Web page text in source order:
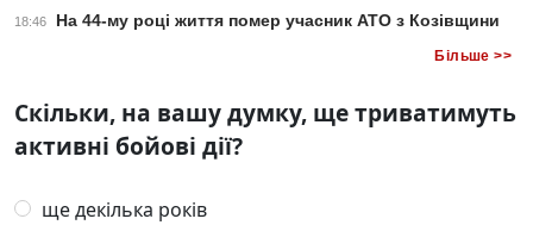
18:46 На 44-му році життя помер учасник АТО з Козівщини
Більше >>
Скільки, на вашу думку, ще триватимуть
активні бойові дії?
ще декілька років